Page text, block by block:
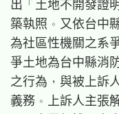
出「土地不開發證
築執照。又依台中
為社區性機關之系
爭土地為台中縣消
之行為，與被上訴
義務。上訴人主張